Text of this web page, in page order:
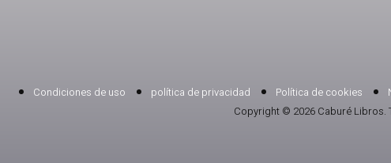
Condiciones de uso política de privacidad Política de cookies
Copyright © 2026 Caburé